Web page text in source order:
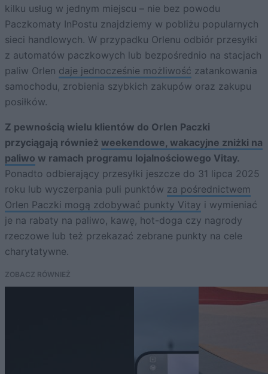
kilku usług w jednym miejscu – nie bez powodu
Paczkomaty InPostu znajdziemy w pobliżu popularnych
sieci handlowych. W przypadku Orlenu odbiór przesyłki
z automatów paczkowych lub bezpośrednio na stacjach
paliw Orlen daje jednocześnie możliwość zatankowania
samochodu, zrobienia szybkich zakupów oraz zakupu
posiłków.
Z pewnością wielu klientów do Orlen Paczki
przyciągają również weekendowe, wakacyjne zniżki na
paliwo w ramach programu lojalnościowego Vitay.
Ponadto odbierający przesyłki jeszcze do 31 lipca 2025
roku lub wyczerpania puli punktów za pośrednictwem
Orlen Paczki mogą zdobywać punkty Vitay i wymieniać
je na rabaty na paliwo, kawę, hot-doga czy nagrody
rzeczowe lub też przekazać zebrane punkty na cele
charytatywne.
ZOBACZ RÓWNIEŻ